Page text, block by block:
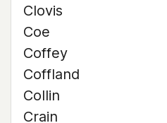
Clovis
Coe
Coffey
Coffland
Collin
Crain